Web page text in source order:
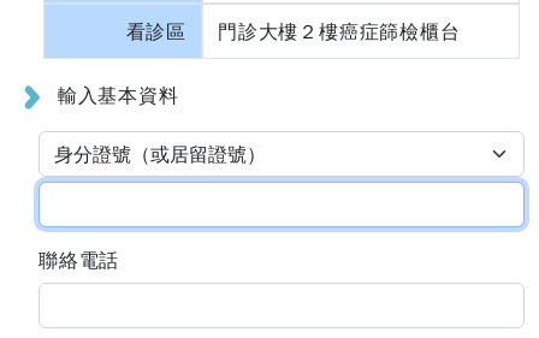
看診區 門診大樓２樓癌症篩檢櫃台
輸入基本資料
聯絡電話